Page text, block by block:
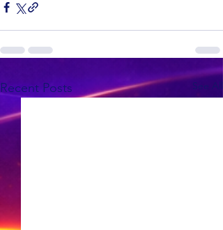
Recent Posts See All